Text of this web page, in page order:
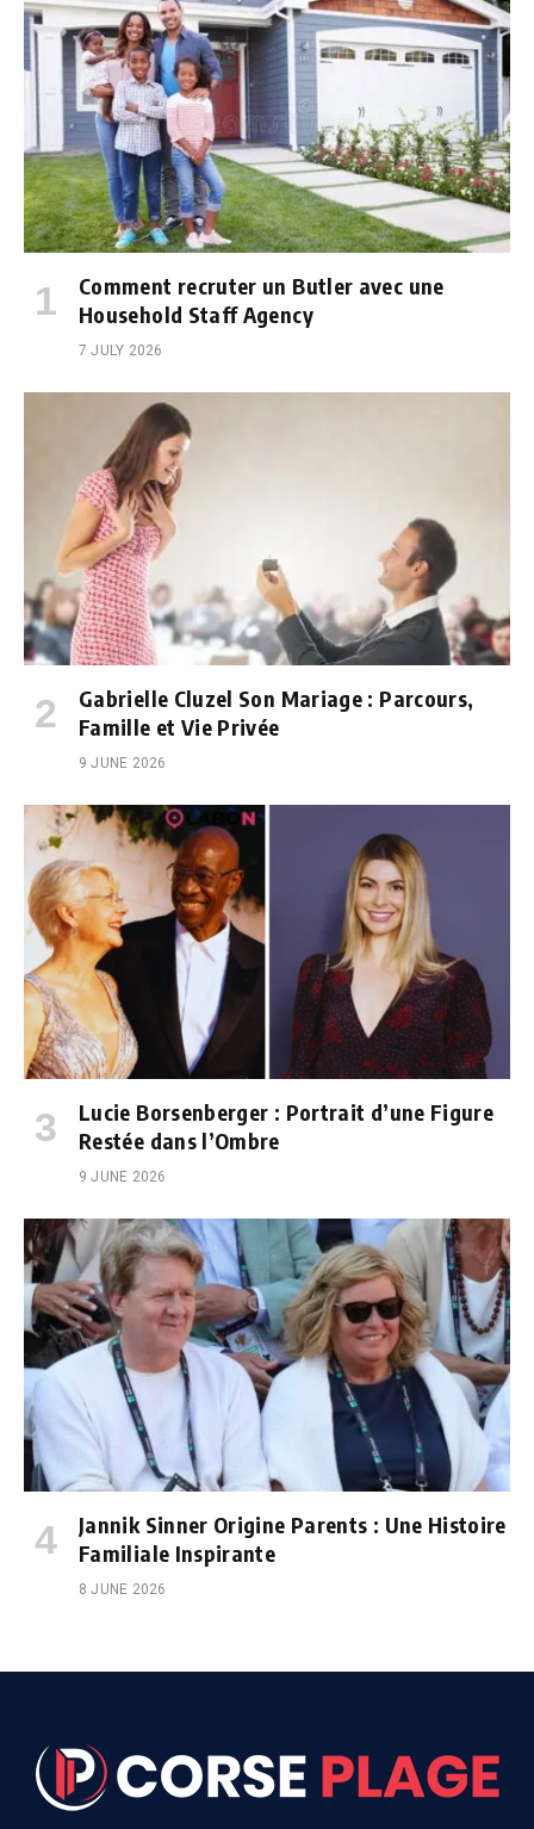
Comment recruter un Butler avec une
Household Staff Agency
7 JULY 2026
Gabrielle Cluzel Son Mariage : Parcours,
Famille et Vie Privée
9 JUNE 2026
Lucie Borsenberger : Portrait d’une Figure
Restée dans l’Ombre
9 JUNE 2026
Jannik Sinner Origine Parents : Une Histoire
Familiale Inspirante
8 JUNE 2026